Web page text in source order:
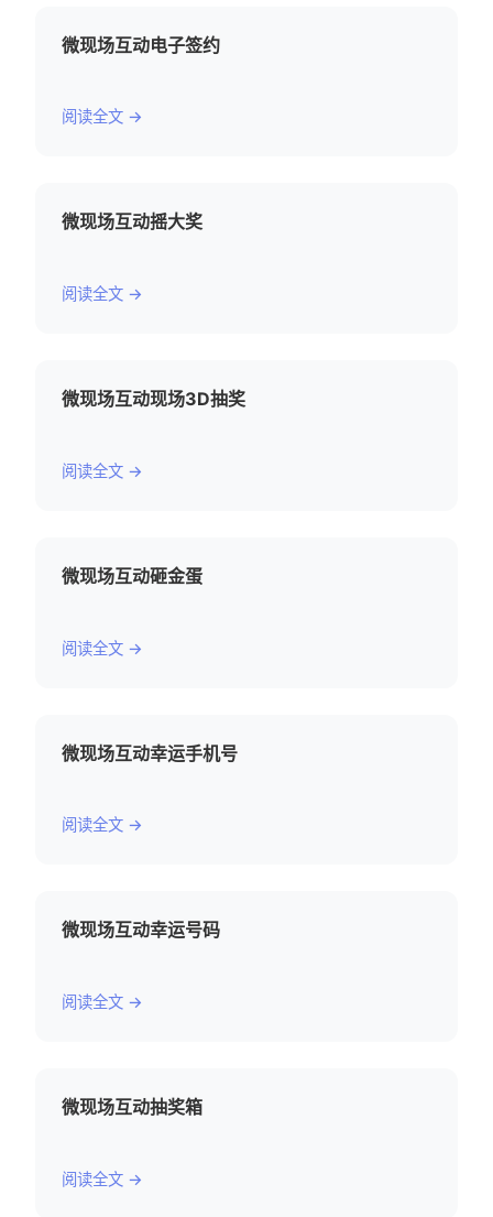
微现场互动电子签约
阅读全文 →
微现场互动摇大奖
阅读全文 →
微现场互动现场3D抽奖
阅读全文 →
微现场互动砸金蛋
阅读全文 →
微现场互动幸运手机号
阅读全文 →
微现场互动幸运号码
阅读全文 →
微现场互动抽奖箱
阅读全文 →